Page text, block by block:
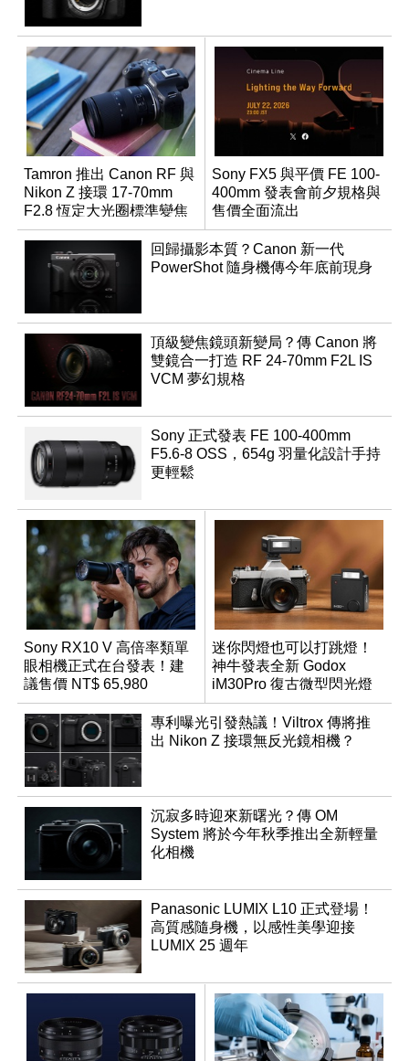
Tamron 推出 Canon RF 與
Nikon Z 接環 17-70mm
F2.8 恆定大光圈標準變焦
鏡
Sony FX5 與平價 FE 100-
400mm 發表會前夕規格與
售價全面流出
回歸攝影本質？Canon 新一代
PowerShot 隨身機傳今年底前現身
頂級變焦鏡頭新變局？傳 Canon 將
雙鏡合一打造 RF 24-70mm F2L IS
VCM 夢幻規格
Sony 正式發表 FE 100-400mm
F5.6-8 OSS，654g 羽量化設計手持
更輕鬆
Sony RX10 V 高倍率類單
眼相機正式在台發表！建
議售價 NT$ 65,980
迷你閃燈也可以打跳燈！
神牛發表全新 Godox
iM30Pro 復古微型閃光燈
專利曝光引發熱議！Viltrox 傳將推
出 Nikon Z 接環無反光鏡相機？
沉寂多時迎來新曙光？傳 OM
System 將於今年秋季推出全新輕量
化相機
Panasonic LUMIX L10 正式登場！
高質感隨身機，以感性美學迎接
LUMIX 25 週年